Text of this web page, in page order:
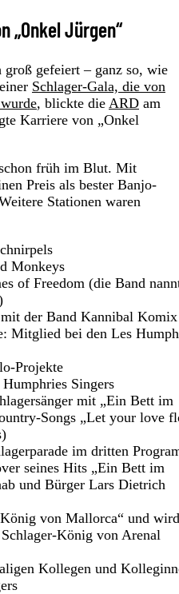
„Onkel Jürgen“
gefeiert – ganz so, wie
Schlager-Gala, die von
, blickte die ARD am
Karriere von „Onkel
früh im Blut. Mit
Preis als bester Banjo-
Stationen waren
Monkeys
of Freedom (die Band
der Band Kannibal Komix
Mitglied bei den Les
Projekte
Singers
mit „Ein Bett im
Songs „Let your love
im dritten
seines Hits „Ein Bett im
und Bürger Lars Dietrich
von Mallorca“ und wird
König von Arenal
Kollegen und